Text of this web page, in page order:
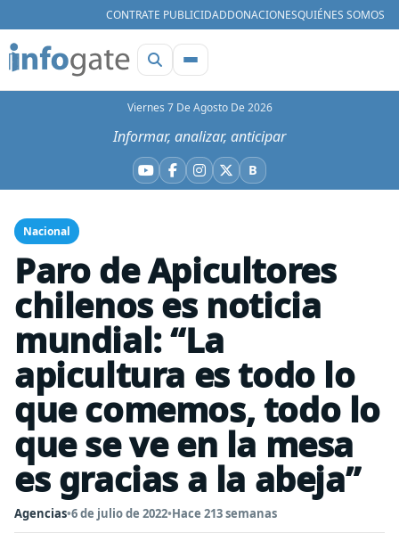
CONTRATE PUBLICIDADDONACIONESQUIÉNES SOMOS
Viernes 7 De Agosto De 2026
Informar, analizar, anticipar
YouTube
Facebook
Instagram
X BBluesky
Nacional
Paro de Apicultores
chilenos es noticia
mundial: “La
apicultura es todo lo
que comemos, todo lo
que se ve en la mesa
es gracias a la abeja”
Agencias•6 de julio de 2022•Hace 213 semanas